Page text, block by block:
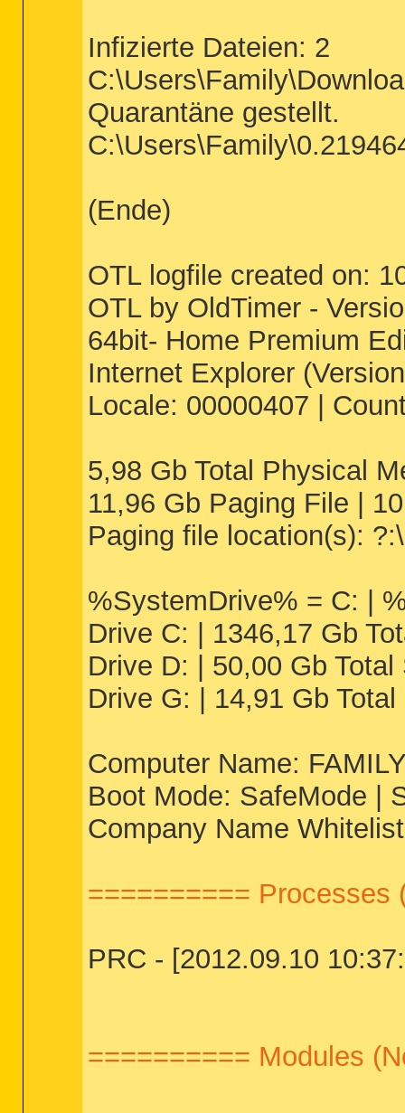
Infizierte Dateien: 2
Quarantäne gestellt.
(Ende)
OTL logfile created on:
OTL by OldTimer -
64bit- Home Premium
Internet Explorer
Locale: 00000407 |
5,98 Gb Total Physical
11,96 Gb Paging File |
Paging file location(s):
%SystemDrive% = C: |
Drive C: | 1346,17 Gb
Drive D: | 50,00 Gb
Drive G: | 14,91 Gb
Computer Name:
Boot Mode: SafeMode |
Company Name
========== Processes
PRC - [2012.09.10
========== Modules